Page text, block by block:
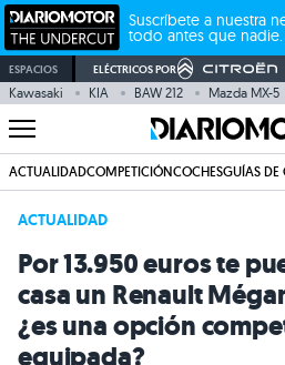
Suscríbete a nuestra
todo antes que nadie.
ESPACIOS ELÉCTRICOS POR
Kawasaki KIA BAW 212 Mazda MX-5
ACTUALIDADCOMPETICIÓNCOCHESGUÍAS DE
ACTUALIDAD
Por 13.950 euros te
casa un Renault
¿es una opción
equipada?